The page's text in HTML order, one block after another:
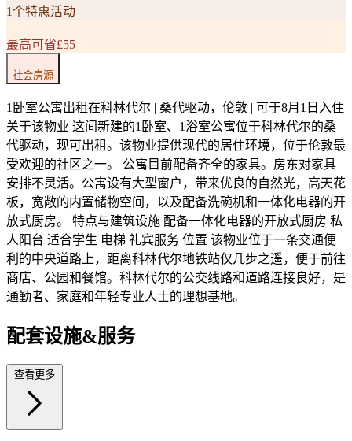
1个特惠活动
最高可省£55
社会房源
1卧室公寓出租在科林代尔 | 桑代驱动，伦敦 | 可于8月1日入住
关于该物业 这间新建的1卧室、1浴室公寓位于科林代尔的桑
代驱动，现可出租。该物业提供现代的居住环境，位于伦敦最
受欢迎的社区之一。 公寓目前配备齐全的家具。房东对家具
安排不灵活。公寓设有大型窗户，带来优良的自然光，高天花
板，宽敞的内置储物空间，以及配备洗碗机和一体化电器的开
放式厨房。 特点与建筑设施 配备一体化电器的开放式厨房 私
人阳台 适合学生 电梯 礼宾服务 位置 该物业位于一条交通便
利的中央道路上，距离科林代尔地铁站仅几步之遥，便于前往
商店、公园和餐馆。科林代尔的公交线路和道路连接良好，是
通勤者、家庭和年轻专业人士的理想基地。
配套设施&服务